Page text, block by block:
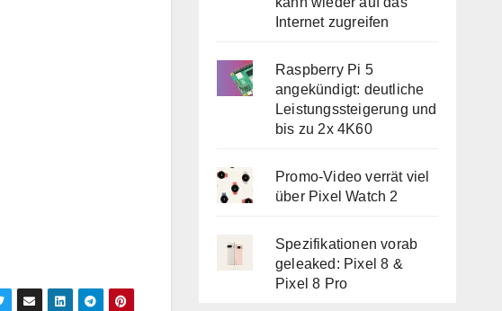
Internet zugreifen
Raspberry Pi 5
angekündigt: deutliche
Leistungssteigerung und
bis zu 2x 4K60
Promo-Video verrät viel
über Pixel Watch 2
Spezifikationen vorab
geleaked: Pixel 8 &
Pixel 8 Pro